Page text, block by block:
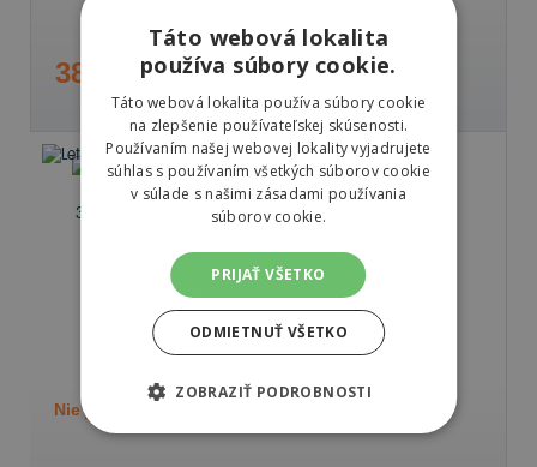
389,76 €
CUP 2
305/30 R20 103 Y Letné
D D
Nie je skladom
Táto webová lokalita
používa súbory cookie.
Táto webová lokalita používa súbory cookie
na zlepšenie používateľskej skúsenosti.
Používaním našej webovej lokality vyjadrujete
súhlas s používaním všetkých súborov cookie
v súlade s našimi zásadami používania
súborov cookie.
PRIJAŤ VŠETKO
ODMIETNUŤ VŠETKO
ZOBRAZIŤ PODROBNOSTI